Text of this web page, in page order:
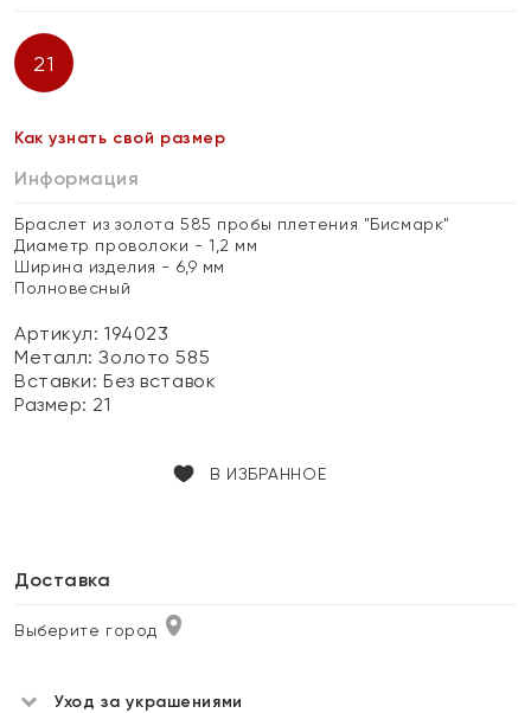
21
Как узнать свой размер
Информация
Браслет из золота 585 пробы плетения "Бисмарк"
Диаметр проволоки - 1,2 мм
Ширина изделия - 6,9 мм
Полновесный
Артикул: 194023
Металл:Золото 585
Вставки:Без вставок
Размер: 21
В ИЗБРАННОЕ
Доставка
Выберите город
Уход за украшениями